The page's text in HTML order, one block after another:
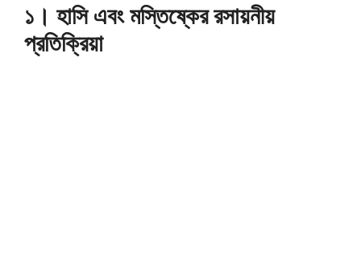
১। হাসি এবং মস্তিষ্কের রসায়নীয়
প্রতিক্রিয়া